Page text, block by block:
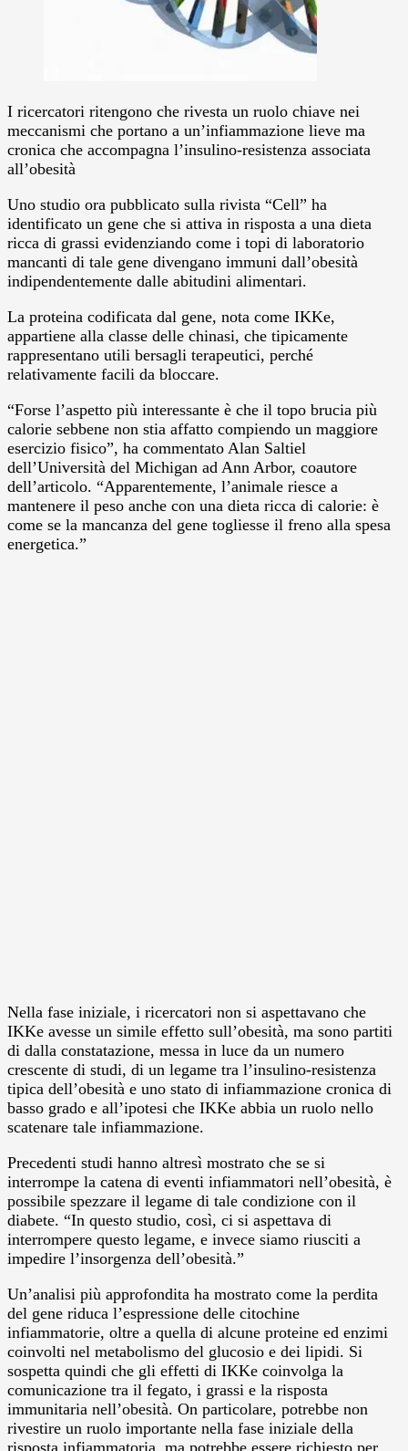
I ricercatori ritengono che rivesta un ruolo chiave nei
meccanismi che portano a un’infiammazione lieve ma
cronica che accompagna l’insulino-resistenza associata
all’obesità
Uno studio ora pubblicato sulla rivista “Cell” ha
identificato un gene che si attiva in risposta a una dieta
ricca di grassi evidenziando come i topi di laboratorio
mancanti di tale gene divengano immuni dall’obesità
indipendentemente dalle abitudini alimentari.
La proteina codificata dal gene, nota come IKKe,
appartiene alla classe delle chinasi, che tipicamente
rappresentano utili bersagli terapeutici, perché
relativamente facili da bloccare.
“Forse l’aspetto più interessante è che il topo brucia più
calorie sebbene non stia affatto compiendo un maggiore
esercizio fisico”, ha commentato Alan Saltiel
dell’Università del Michigan ad Ann Arbor, coautore
dell’articolo. “Apparentemente, l’animale riesce a
mantenere il peso anche con una dieta ricca di calorie: è
come se la mancanza del gene togliesse il freno alla spesa
energetica.”
Nella fase iniziale, i ricercatori non si aspettavano che
IKKe avesse un simile effetto sull’obesità, ma sono partiti
di dalla constatazione, messa in luce da un numero
crescente di studi, di un legame tra l’insulino-resistenza
tipica dell’obesità e uno stato di infiammazione cronica di
basso grado e all’ipotesi che IKKe abbia un ruolo nello
scatenare tale infiammazione.
Precedenti studi hanno altresì mostrato che se si
interrompe la catena di eventi infiammatori nell’obesità, è
possibile spezzare il legame di tale condizione con il
diabete. “In questo studio, così, ci si aspettava di
interrompere questo legame, e invece siamo riusciti a
impedire l’insorgenza dell’obesità.”
Un’analisi più approfondita ha mostrato come la perdita
del gene riduca l’espressione delle citochine
infiammatorie, oltre a quella di alcune proteine ed enzimi
coinvolti nel metabolismo del glucosio e dei lipidi. Si
sospetta quindi che gli effetti di IKKe coinvolga la
comunicazione tra il fegato, i grassi e la risposta
immunitaria nell’obesità. On particolare, potrebbe non
rivestire un ruolo importante nella fase iniziale della
risposta infiammatoria, ma potrebbe essere richiesto per